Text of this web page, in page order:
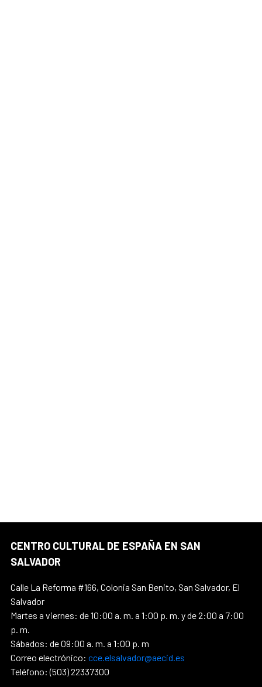
CENTRO CULTURAL DE ESPAÑA EN SAN
SALVADOR
Calle La Reforma #166, Colonia San Benito, San Salvador, El
Salvador
Martes a viernes: de 10:00 a. m. a 1:00 p. m. y de 2:00 a 7:00
p. m.
Sábados: de 09:00 a. m. a 1:00 p. m
Correo electrónico: cce.elsalvador@aecid.es
Teléfono: (503) 22337300